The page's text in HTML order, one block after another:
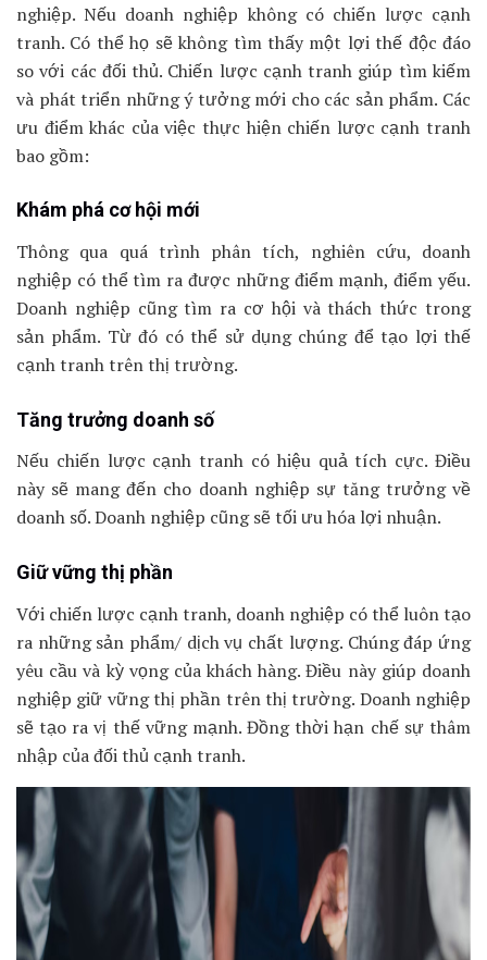
nghiệp. Nếu doanh nghiệp không có chiến lược cạnh
tranh. Có thể họ sẽ không tìm thấy một lợi thế độc đáo
so với các đối thủ. Chiến lược cạnh tranh giúp tìm kiếm
và phát triển những ý tưởng mới cho các sản phẩm. Các
ưu điểm khác của việc thực hiện chiến lược cạnh tranh
bao gồm:
Khám phá cơ hội mới
Thông qua quá trình phân tích, nghiên cứu, doanh
nghiệp có thể tìm ra được những điểm mạnh, điểm yếu.
Doanh nghiệp cũng tìm ra cơ hội và thách thức trong
sản phẩm. Từ đó có thể sử dụng chúng để tạo lợi thế
cạnh tranh trên thị trường.
Tăng trưởng doanh số
Nếu chiến lược cạnh tranh có hiệu quả tích cực. Điều
này sẽ mang đến cho doanh nghiệp sự tăng trưởng về
doanh số. Doanh nghiệp cũng sẽ tối ưu hóa lợi nhuận.
Giữ vững thị phần
Với chiến lược cạnh tranh, doanh nghiệp có thể luôn tạo
ra những sản phẩm/ dịch vụ chất lượng. Chúng đáp ứng
yêu cầu và kỳ vọng của khách hàng. Điều này giúp doanh
nghiệp giữ vững thị phần trên thị trường. Doanh nghiệp
sẽ tạo ra vị thế vững mạnh. Đồng thời hạn chế sự thâm
nhập của đối thủ cạnh tranh.